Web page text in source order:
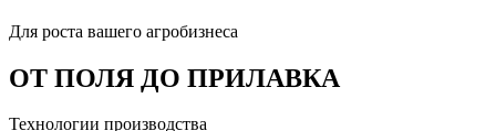
Для роста вашего агробизнеса
ОТ ПОЛЯ ДО ПРИЛАВКА
Технологии производства